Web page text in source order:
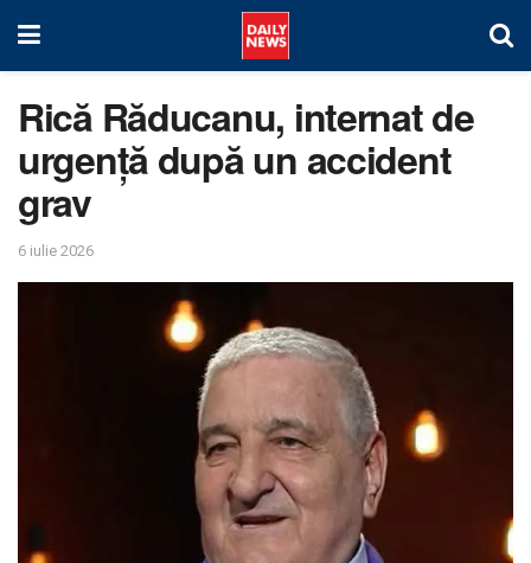
Rică Răducanu, internat de
urgență după un accident
grav
6 iulie 2026